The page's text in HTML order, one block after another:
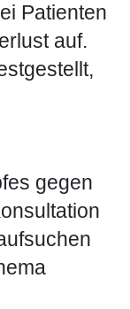
Patienten
auf.
gegen